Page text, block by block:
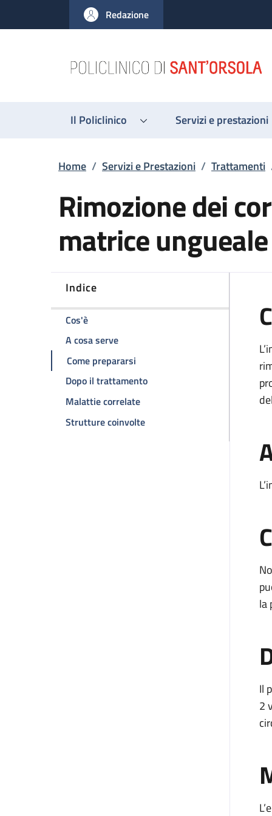
al contenuto principale
to footer content
Redazione
Il Policlinico Servizi e prestazioni
Briciole di pane
Home / Servizi e Prestazioni / Trattamenti
Rimozione dei
matrice ungueale
Indice
Cos'èdella pagina Rimozione dei corni laterali
A cosa servedella pagina Rimozione dei corni
Come prepararsi della pagina Rimozione dei
Dopo il trattamentodella pagina Rimozione dei
Malattie correlatedella pagina Rimozione dei
Strutture coinvoltedella pagina Rimozione dei
la
Il
2